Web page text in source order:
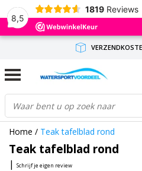
8,5
1819 Reviews
GRATIS
BINNEN 1-3
Home / Teak tafelblad rond
Teak tafelblad rond
| Schrijf je eigen review